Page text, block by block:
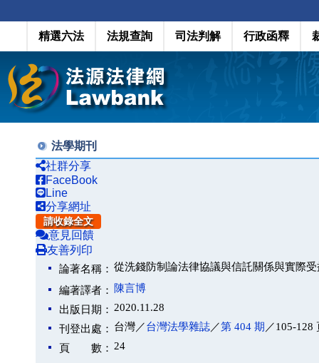
精選六法 法規查詢 司法判解 行政函釋
法學期刊
社群分享
FaceBook
Line
分享網址
請收錄全文
意見回饋
友善列印
論著名稱： 從洗錢防制論法律協議與信託關係與實際
編著譯者：
陳言博
出版日期： 2020.11.28
刊登出處： 台灣／台灣法學雜誌／第 404 期 ／105-128
頁 數： 24